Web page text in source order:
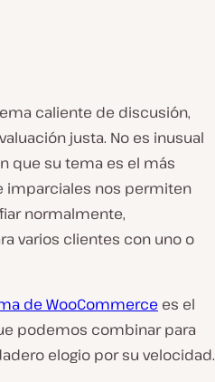
caliente de discusión,
justa. No es inusual
que su tema es el más
imparciales nos permiten
normalmente,
varios clientes con uno o
de WooCommerce es el
podemos combinar para
elogio por su velocidad.